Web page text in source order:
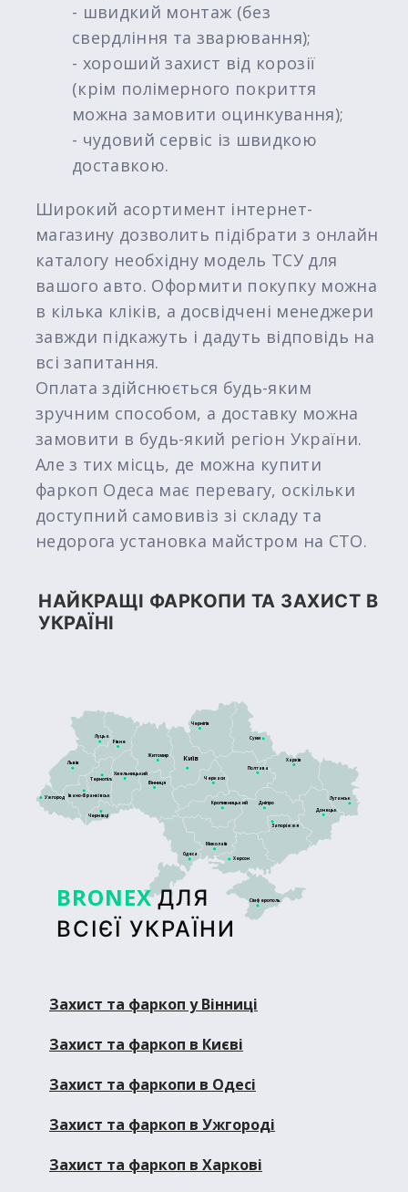
- швидкий монтаж (без
свердління та зварювання);
- хороший захист від корозії
(крім полімерного покриття
можна замовити оцинкування);
- чудовий сервіс із швидкою
доставкою.
Широкий асортимент інтернет-
магазину дозволить підібрати з онлайн
каталогу необхідну модель ТСУ для
вашого авто. Оформити покупку можна
в кілька кліків, а досвідчені менеджери
завжди підкажуть і дадуть відповідь на
всі запитання.
Оплата здійснюється будь-яким
зручним способом, а доставку можна
замовити в будь-який регіон України.
Але з тих місць, де можна купити
фаркоп Одеса має перевагу, оскільки
доступний самовивіз зі складу та
недорога установка майстром на СТО.
НАЙКРАЩІ ФАРКОПИ ТА ЗАХИСТ В
УКРАЇНІ
BRONEX ДЛЯ
ВСІЄЇ УКРАЇНИ
Сімферополь
Луцьк
Київ
Житомир
Тернопіль
Рівне
Львів
Дніпро
Кропивницький
Харків
Полтава
Черкаси
Суми
Чернігів
Запоріжжя
Херсон
Донецьк
Луганськ
Ужгород
Чернівці
Вінниця
Хмельницький
Івано-Франківськ
Миколаїв
Одеса
Захист та фаркоп у Вінниці
Захист та фаркоп в Києві
Захист та фаркопи в Одесі
Захист та фаркоп в Ужгороді
Захист та фаркоп в Харкові